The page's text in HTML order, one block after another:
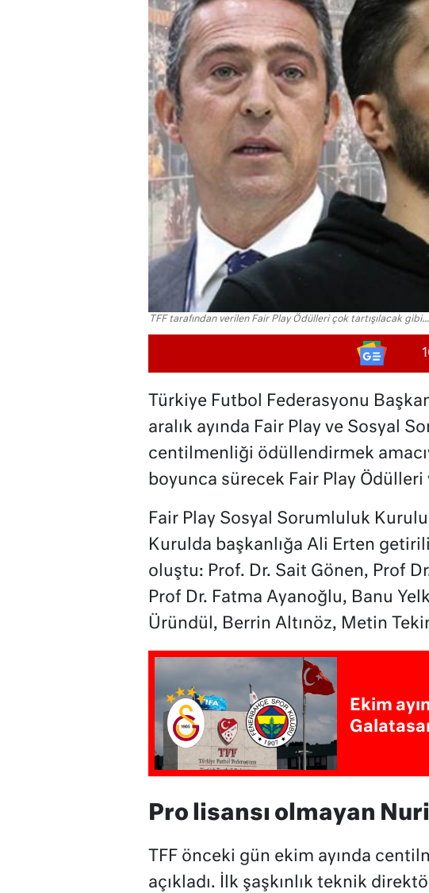
TFF tarafından verilen Fair Play Ödülleri çok tartışılacak gibi...
Türkiye Futbol Federasyonu
aralık ayında Fair Play ve Sosyal
centilmenliği ödüllendirmek
boyunca sürecek Fair Play Ödülleri
Fair Play Sosyal Sorumluluk
Kurulda başkanlığa Ali Erten
oluştu: Prof. Dr. Sait Gönen, Prof
Prof Dr. Fatma Ayanoğlu, Banu
Üründül, Berrin Altınöz, Metin
Ekim
Pro lisansı olmayan Nuri
TFF önceki gün ekim ayında
açıkladı. İlk şaşkınlık teknik